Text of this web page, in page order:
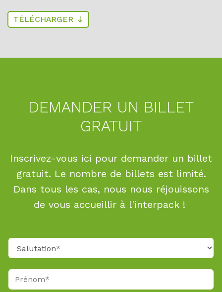
TÉLÉCHARGER
DEMANDER UN BILLET
GRATUIT
Inscrivez-vous ici pour demander un billet
gratuit. Le nombre de billets est limité.
Dans tous les cas, nous nous réjouissons
de vous accueillir à l'interpack !